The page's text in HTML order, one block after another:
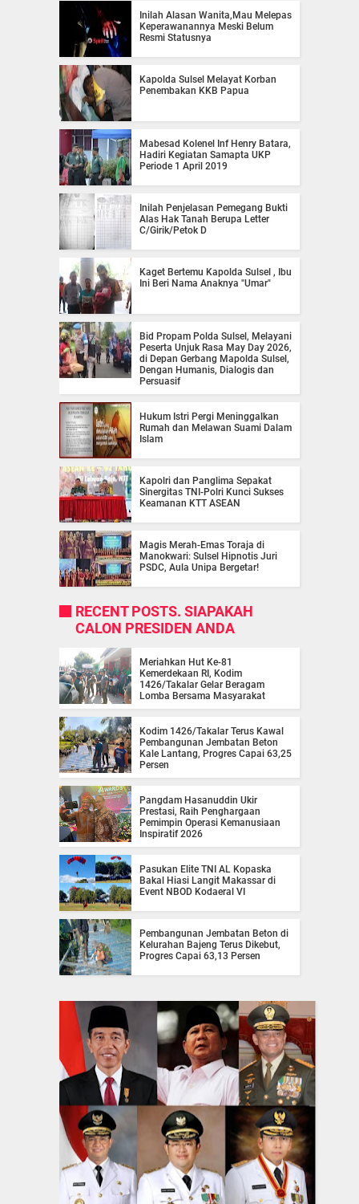
Inilah Alasan Wanita,Mau Melepas
Keperawanannya Meski Belum
Resmi Statusnya
Kapolda Sulsel Melayat Korban
Penembakan KKB Papua
Mabesad Kolenel Inf Henry Batara,
Hadiri Kegiatan Samapta UKP
Periode 1 April 2019
Inilah Penjelasan Pemegang Bukti
Alas Hak Tanah Berupa Letter
C/Girik/Petok D
Kaget Bertemu Kapolda Sulsel , Ibu
Ini Beri Nama Anaknya "Umar"
Bid Propam Polda Sulsel, Melayani
Peserta Unjuk Rasa May Day 2026,
di Depan Gerbang Mapolda Sulsel,
Dengan Humanis, Dialogis dan
Persuasif
Hukum Istri Pergi Meninggalkan
Rumah dan Melawan Suami Dalam
Islam
Kapolri dan Panglima Sepakat
Sinergitas TNI-Polri Kunci Sukses
Keamanan KTT ASEAN
Magis Merah-Emas Toraja di
Manokwari: Sulsel Hipnotis Juri
PSDC, Aula Unipa Bergetar!
RECENT POSTS. SIAPAKAH
CALON PRESIDEN ANDA
Meriahkan Hut Ke-81
Kemerdekaan RI, Kodim
1426/Takalar Gelar Beragam
Lomba Bersama Masyarakat
Kodim 1426/Takalar Terus Kawal
Pembangunan Jembatan Beton
Kale Lantang, Progres Capai 63,25
Persen
Pangdam Hasanuddin Ukir
Prestasi, Raih Penghargaan
Pemimpin Operasi Kemanusiaan
Inspiratif 2026
Pasukan Elite TNI AL Kopaska
Bakal Hiasi Langit Makassar di
Event NBOD Kodaeral VI
Pembangunan Jembatan Beton di
Kelurahan Bajeng Terus Dikebut,
Progres Capai 63,13 Persen